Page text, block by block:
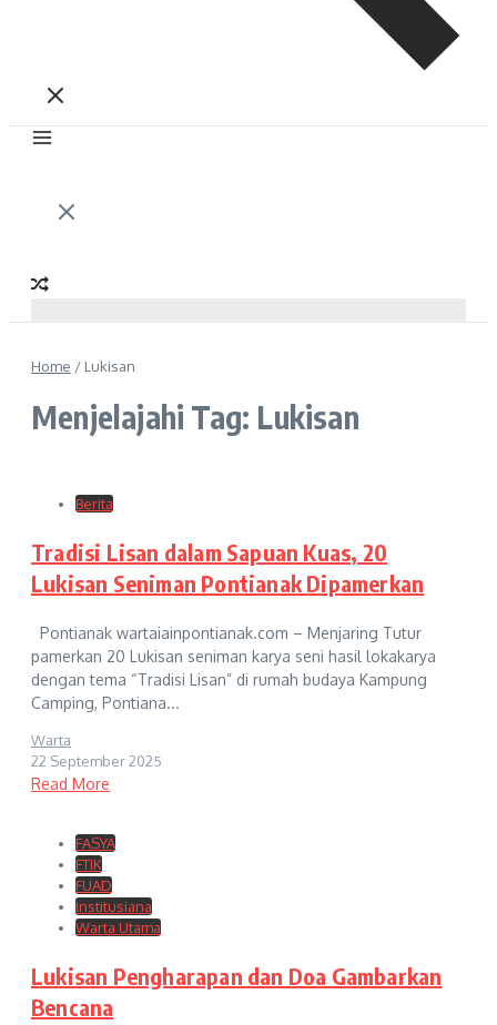
Home / Lukisan
Menjelajahi Tag: Lukisan
Berita
Tradisi Lisan dalam Sapuan Kuas, 20
Lukisan Seniman Pontianak Dipamerkan
Pontianak wartaiainpontianak.com – Menjaring Tutur
pamerkan 20 Lukisan seniman karya seni hasil lokakarya
dengan tema “Tradisi Lisan” di rumah budaya Kampung
Camping, Pontiana...
Warta
22 September 2025
Read More
FASYA
FTIK
FUAD
Institusiana
Warta Utama
Lukisan Pengharapan dan Doa Gambarkan
Bencana